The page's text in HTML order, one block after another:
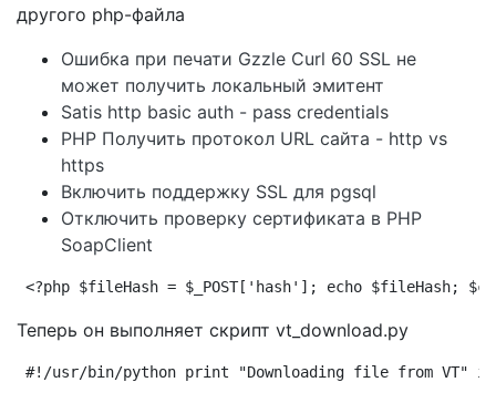
другого php-файла
Ошибка при печати Gzzle Curl 60 SSL не
может получить локальный эмитент
Satis http basic auth - pass credentials
PHP Получить протокол URL сайта - http vs
https
Включить поддержку SSL для pgsql
Отключить проверку сертификата в PHP
SoapClient
<?php $fileHash = $_POST['hash']; echo $fileHash;
Теперь он выполняет скрипт vt_download.py
#!/usr/bin/python print "Downloading file from VT"